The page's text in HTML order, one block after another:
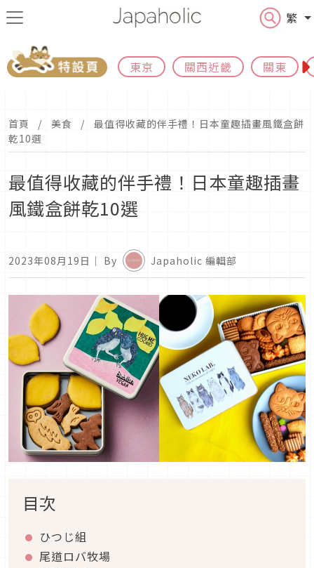
繁
東京 關西近畿 關東
首頁 美食
最值得收藏的伴手禮！日本童趣插畫風鐵盒餅
乾10選
最值得收藏的伴手禮！日本童趣插畫
風鐵盒餅乾10選
2023年08月19日 ｜ By Japaholic 編輯部
目次
ひつじ組
尾道ロバ牧場